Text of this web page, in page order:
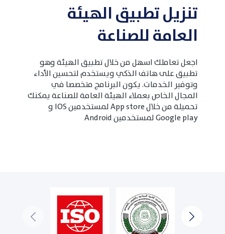
تنزيل تطبيق الهيئة
العامة للصناعة
اجعل تعاملك اسهل من خلال تطبيق الهيئة وهو
تطبيق على هاتف الذكي ويستخدم لتحسين الأداء
وتوفير الخدمات. يكون البرنامج متخصصا في
المجال الخاص بعملاء الهيئة العامة للصناعة يمكنك
تحميلة من خلال App store لمستخدمين IOS و
Google play لمستخدمين Android